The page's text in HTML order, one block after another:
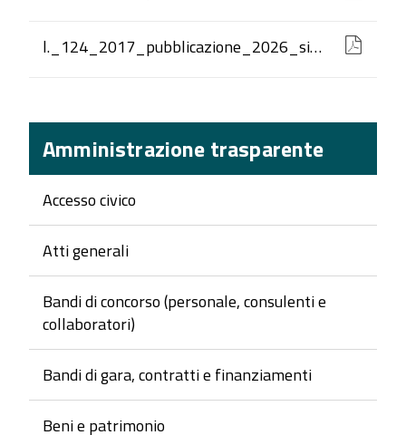
l._124_2017_pubblicazione_2026_signed.pdf
Amministrazione trasparente
Accesso civico
Atti generali
Bandi di concorso (personale, consulenti e
collaboratori)
Bandi di gara, contratti e finanziamenti
Beni e patrimonio